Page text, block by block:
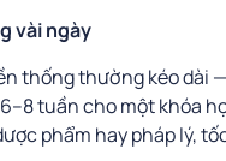
vài ngày
thống thường kéo dài
tuần cho một khóa
phẩm hay pháp lý,